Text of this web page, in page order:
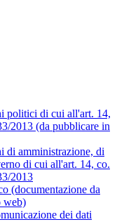
politici di cui all'art. 14,
2013 (da pubblicare in
di amministrazione, di
di cui all'art. 14, co.
2013
(documentazione da
web)
dei dati